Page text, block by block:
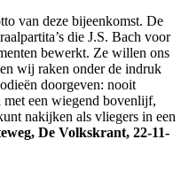
van deze bijeenkomst. De
die J.S. Bach voor
bewerkt. Ze willen ons
wij raken onder de indruk
doorgeven: nooit
met een wiegend bovenlijf,
nakijken als vliegers in een
De Volkskrant, 22-11-